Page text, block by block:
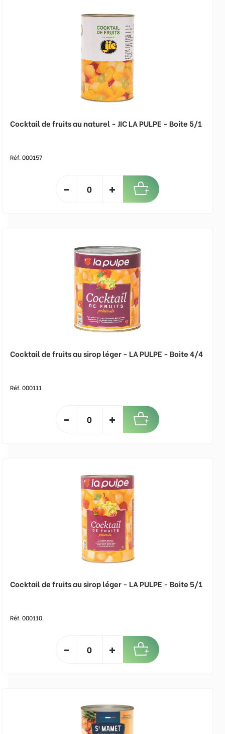
Cocktail de fruits au naturel - JIC LA PULPE - Boite 5/1
Réf. 000157
Cocktail de fruits au sirop léger - LA PULPE - Boite 4/4
Réf. 000111
Cocktail de fruits au sirop léger - LA PULPE - Boite 5/1
Réf. 000110